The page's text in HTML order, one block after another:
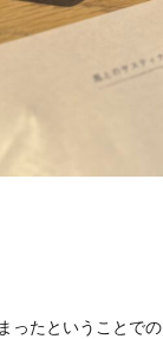
ったということでの